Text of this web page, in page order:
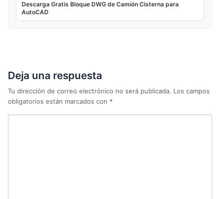
Descarga Gratis Bloque DWG de Camión Cisterna para
AutoCAD
Deja una respuesta
Tu dirección de correo electrónico no será publicada. Los campos
obligatorios están marcados con *